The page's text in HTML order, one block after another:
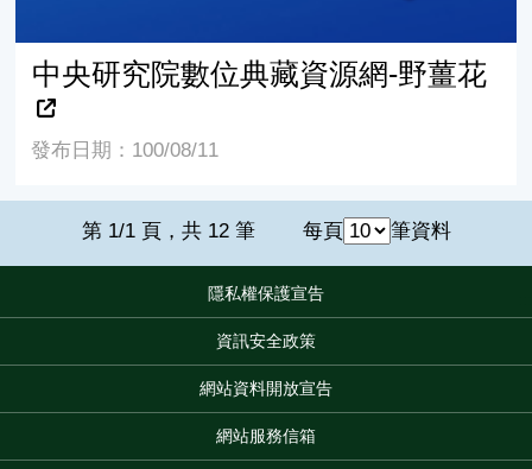
中央研究院數位典藏資源網-野薑花
發布日期：100/08/11
第 1/1 頁，共 12 筆 每頁 筆資料
隱私權保護宣告
資訊安全政策
網站資料開放宣告
網站服務信箱